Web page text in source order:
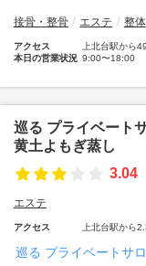
接骨・整骨 エステ 整体
アクセス
上北台駅から
本日の営業状況 9:00〜18:00
巡る プライベート
黄土よもぎ蒸し
3.04
エステ
アクセス 上北台駅から
巡る プライベートサ